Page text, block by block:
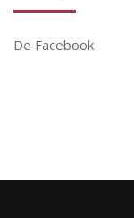
De Facebook